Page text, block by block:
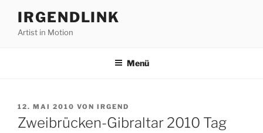
Inhalt
springen
IRGENDLINK
Artist in Motion
Menü
VERÖFFENTLICHT
AM
12. MAI 2010 VON IRGEND
Zweibrücken-Gibraltar 2010 Tag